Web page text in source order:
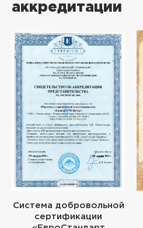
аккредитации
Система добровольной
сертификации